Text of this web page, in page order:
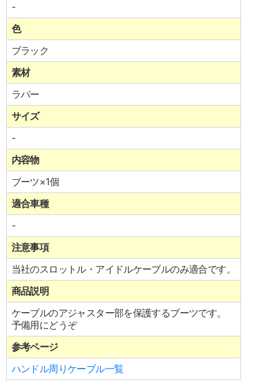
-
色
ブラック
素材
ラバー
サイズ
-
内容物
ブーツ×1個
適合車種
-
注意事項
当社のスロットル・アイドルケーブルのみ適合です。
商品説明
ケーブルのアジャスター部を保護するブーツです。
予備用にどうぞ
参考ページ
ハンドル周りケーブル一覧